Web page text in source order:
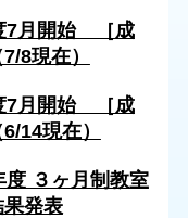
7月開始 ［成
8現在）
7月開始 ［成
14現在）
度 ３ヶ月制教室
発表